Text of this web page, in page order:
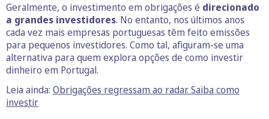
Geralmente, o investimento em obrigações é direcionado
a grandes investidores. No entanto, nos últimos anos
cada vez mais empresas portuguesas têm feito emissões
para pequenos investidores. Como tal, afiguram-se uma
alternativa para quem explora opções de como investir
dinheiro em Portugal.
Leia ainda: Obrigações regressam ao radar. Saiba como
investir